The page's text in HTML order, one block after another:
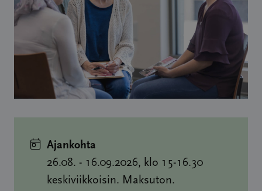
Ajankohta
26.08. - 16.09.2026, klo 15-16.30
keskiviikkoisin. Maksuton.